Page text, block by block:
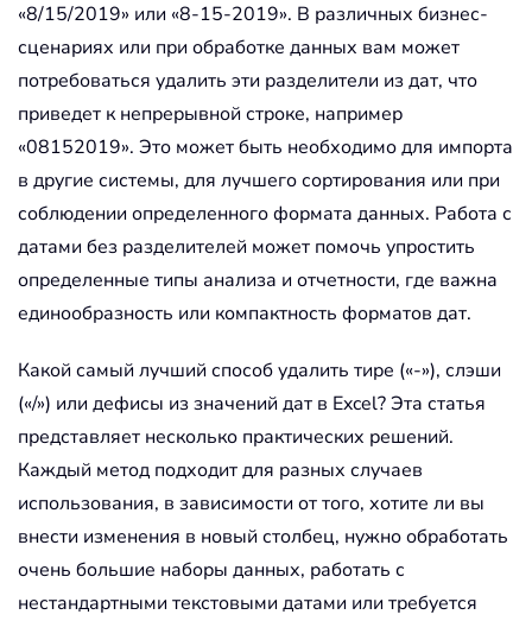
«8/15/2019» или «8-15-2019». В различных бизнес-
сценариях или при обработке данных вам может
потребоваться удалить эти разделители из дат, что
приведет к непрерывной строке, например
«08152019». Это может быть необходимо для импорта
в другие системы, для лучшего сортирования или при
соблюдении определенного формата данных. Работа с
датами без разделителей может помочь упростить
определенные типы анализа и отчетности, где важна
единообразность или компактность форматов дат.
Какой самый лучший способ удалить тире («-»), слэши
(«/») или дефисы из значений дат в Excel? Эта статья
представляет несколько практических решений.
Каждый метод подходит для разных случаев
использования, в зависимости от того, хотите ли вы
внести изменения в новый столбец, нужно обработать
очень большие наборы данных, работать с
нестандартными текстовыми датами или требуется